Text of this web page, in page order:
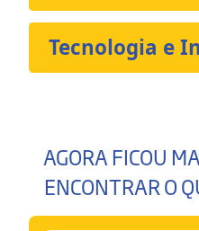
Tecnologia e
AGORA FICOU
ENCONTRAR O